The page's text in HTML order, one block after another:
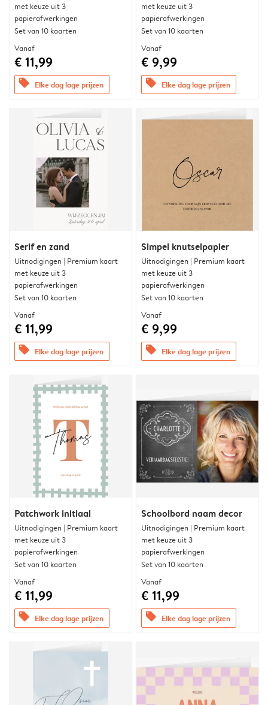
met keuze uit 3
papierafwerkingen
Set van 10 kaarten
Vanaf
€ 11,99
offers Elke dag lage prijzen
met keuze uit 3
papierafwerkingen
Set van 10 kaarten
Vanaf
€ 9,99
offers Elke dag lage prijzen
Serif en zand
Uitnodigingen | Premium kaart
met keuze uit 3
papierafwerkingen
Set van 10 kaarten
Vanaf
€ 11,99
offers Elke dag lage prijzen
Simpel knutselpapier
Uitnodigingen | Premium kaart
met keuze uit 3
papierafwerkingen
Set van 10 kaarten
Vanaf
€ 9,99
offers Elke dag lage prijzen
Patchwork initiaal
Uitnodigingen | Premium kaart
met keuze uit 3
papierafwerkingen
Set van 10 kaarten
Vanaf
€ 11,99
offers Elke dag lage prijzen
Schoolbord naam decor
Uitnodigingen | Premium kaart
met keuze uit 3
papierafwerkingen
Set van 10 kaarten
Vanaf
€ 11,99
offers Elke dag lage prijzen